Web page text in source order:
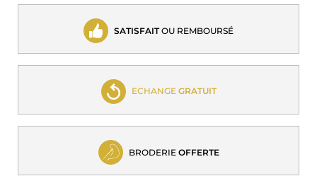
SATISFAITOU REMBOURSÉ
ECHANGE GRATUIT
BRODERIE OFFERTE